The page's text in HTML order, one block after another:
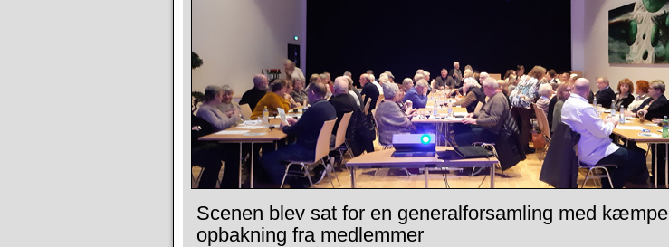
Scenen blev sat for en generalforsamling med kæmpe
opbakning fra medlemmer